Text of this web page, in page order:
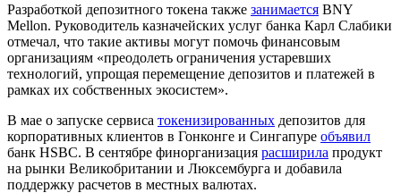
Разработкой депозитного токена также занимается BNY
Mellon. Руководитель казначейских услуг банка Карл Слабики
отмечал, что такие активы могут помочь финансовым
организациям «преодолеть ограничения устаревших
технологий, упрощая перемещение депозитов и платежей в
рамках их собственных экосистем».
В мае о запуске сервиса токенизированных депозитов для
корпоративных клиентов в Гонконге и Сингапуре объявил
банк HSBC. В сентябре финорганизация расширила продукт
на рынки Великобритании и Люксембурга и добавила
поддержку расчетов в местных валютах.